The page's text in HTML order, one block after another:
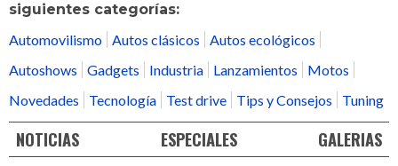
siguientes categorías:
Automovilismo
Autos clásicos
Autos ecológicos
Autoshows
Gadgets Industria Lanzamientos
Motos
Novedades
Tecnología Test drive Tips y Consejos Tuning
NOTICIAS ESPECIALES GALERIAS